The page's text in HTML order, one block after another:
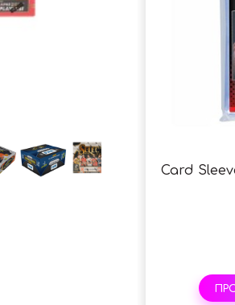
Card